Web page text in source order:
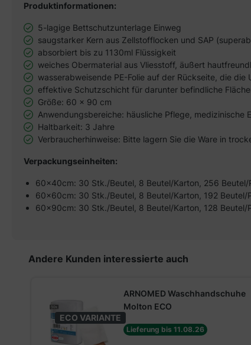
Produktinformationen:
5-lagige Bettschutzunterlage Einweg
saugstarker Kern aus Zellstofflocken und SAP
absorbiert bis zu 1130ml Flüssigkeit
weiches Obermaterial aus Vliesstoff, äußert
wasserabweisende PE-Folie auf der Rückseite, die
effektive Schutzschicht für darunter befindliche
Größe: 60 x 90 cm
Anwendungsbereiche: häusliche Pflege,
Haltbarkeit: 3 Jahre
Verbraucherhinweise: Bitte lagern Sie die Ware in
Verpackungseinheiten:
60x40cm: 30 Stk./Beutel, 8 Beutel/Karton, 256 Beutel/
60x60cm: 30 Stk./Beutel, 8 Beutel/Karton, 192 Beutel/
60x90cm: 30 Stk./Beutel, 8 Beutel/Karton, 128 Beutel/
Produktgalerie überspringen
Andere Kunden interessierte auch
ECO VARIANTE
ARNOMED Waschhandschuhe
Molton ECO
Lieferung bis 11.08.26